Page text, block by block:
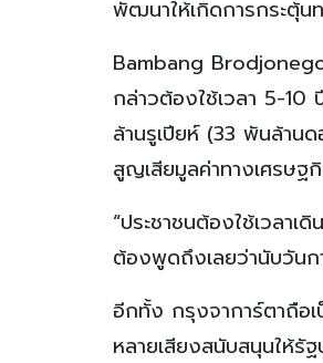
พัฒนาให้เกิดการกระตุ้น
Bambang
กล่าวต้องใช้เวลา 5-10
ล้านรูเปียห์ (33 พันล้าน
สูญเสียมูลค่าทางเศรษฐ
“ประชาชนต้องใช้เวลา
ต้องพูดถึงเลยว่านับวัน
อีกทั้ง กรุงจาการ์ตาถือเ
หลายเสียงสนับสนุนให้รั